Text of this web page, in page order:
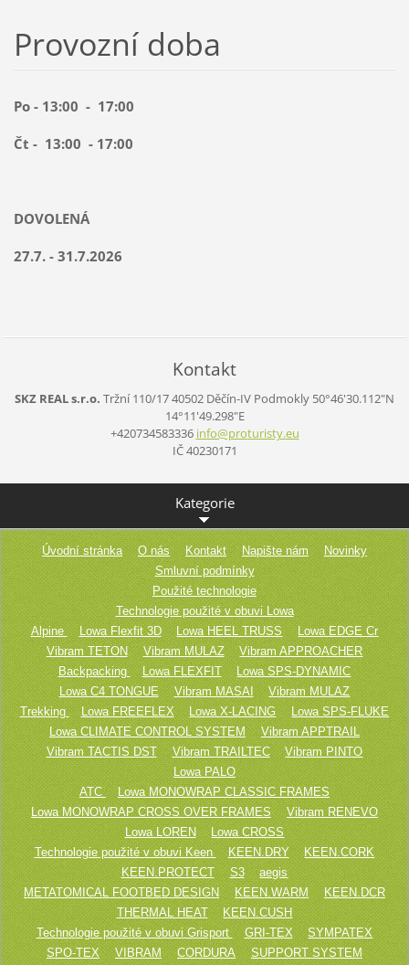
Provozní doba
Po - 13:00 - 17:00
Čt - 13:00 - 17:00
DOVOLENÁ
27.7. - 31.7.2026
Kontakt
SKZ REAL s.r.o. Tržní 110/1740502 Děčín-IV Podmokly 50°46'30.112"N
14°11'49.298"E
+420734583336 info@proturisty.eu
IČ 40230171
Kategorie
Úvodní stránka O nás Kontakt Napište nám
Novinky
Smluvní podmínky
Použité technologie
Technologie použité v obuvi Lowa
Alpine
Lowa Flexfit 3D Lowa HEEL TRUSS
Lowa EDGE Cr
Vibram TETON
Vibram MULAZ
Vibram APPROACHER
Backpacking
Lowa FLEXFIT
Lowa SPS-DYNAMIC
Lowa C4 TONGUE
Vibram MASAI
Vibram MULAZ
Trekking
Lowa FREEFLEX Lowa X-LACING
Lowa SPS-FLUKE
Lowa CLIMATE CONTROL SYSTEM
Vibram APPTRAIL
Vibram TACTIS DST
Vibram TRAILTEC
Vibram PINTO
Lowa PALO
ATC
Lowa MONOWRAP CLASSIC FRAMES
Lowa MONOWRAP CROSS OVER FRAMES
Vibram RENEVO
Lowa LOREN
Lowa CROSS
Technologie použité v obuvi Keen
KEEN.DRY
KEEN.CORK
KEEN.PROTECT
S3
aegis
METATOMICAL FOOTBED DESIGN
KEEN.WARM
KEEN.DCR
THERMAL HEAT
KEEN.CUSH
Technologie použité v obuvi Grisport
GRI-TEX
SYMPATEX
SPO-TEX
VIBRAM CORDURA SUPPORT SYSTEM